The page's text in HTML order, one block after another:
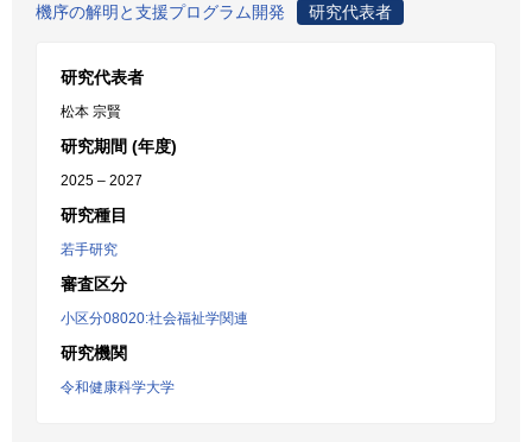
機序の解明と支援プログラム開発
研究代表者
研究代表者
松本 宗賢
研究期間 (年度)
2025 – 2027
研究種目
若手研究
審査区分
小区分08020:社会福祉学関連
研究機関
令和健康科学大学